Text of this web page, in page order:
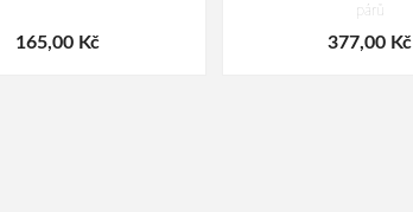
165,00 Kč
párů
377,00 Kč